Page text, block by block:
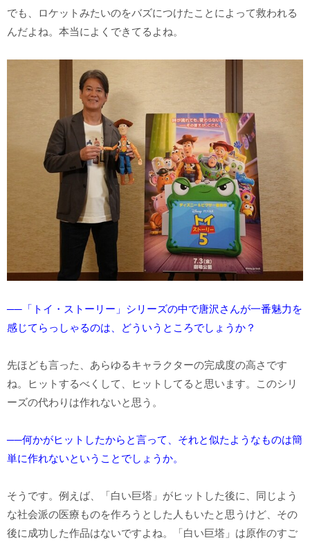
でも、ロケットみたいのをバズにつけたことによって救われる
んだよね。本当によくできてるよね。
──「トイ・ストーリー」シリーズの中で唐沢さんが一番魅力を
感じてらっしゃるのは、どういうところでしょうか？
先ほども言った、あらゆるキャラクターの完成度の高さです
ね。ヒットするべくして、ヒットしてると思います。このシリ
ーズの代わりは作れないと思う。
──何かがヒットしたからと言って、それと似たようなものは簡
単に作れないということでしょうか。
そうです。例えば、「白い巨塔」がヒットした後に、同じよう
な社会派の医療ものを作ろうとした人もいたと思うけど、その
後に成功した作品はないですよね。「白い巨塔」は原作のすご